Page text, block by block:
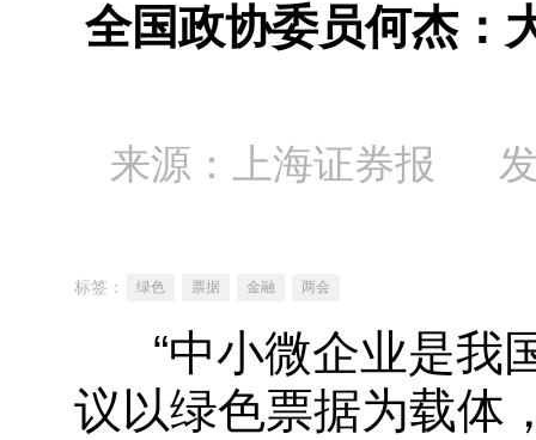
全国政协委员何杰：
来源：上海证券报
标签： 绿色 票据 金融 两会
“中小微企业是我国
议以绿色票据为载体